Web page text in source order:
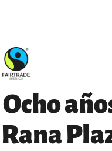
Actualidad
Ocho
Rana